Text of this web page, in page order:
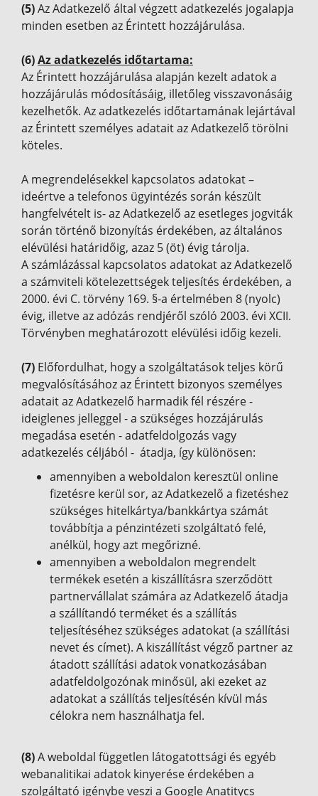
(5)Az Adatkezelő által végzett adatkezelés jogalapja
minden esetben az Érintett hozzájárulása.
(6)Az adatkezelés időtartama:
Az Érintett hozzájárulása alapján kezelt adatok a
hozzájárulás módosításáig, illetőleg visszavonásáig
kezelhetők. Az adatkezelés időtartamának lejártával
az Érintett személyes adatait az Adatkezelő törölni
köteles.
A megrendelésekkel kapcsolatos adatokat –
ideértve a telefonos ügyintézés során készült
hangfelvételt is- az Adatkezelő az esetleges jogviták
során történő bizonyítás érdekében, az általános
elévülési határidőig, azaz 5 (öt) évig tárolja.
A számlázással kapcsolatos adatokat az Adatkezelő
a számviteli kötelezettségek teljesítés érdekében, a
2000. évi C. törvény 169. §-a értelmében 8 (nyolc)
évig, illetve az adózás rendjéről szóló 2003. évi XCII.
Törvényben meghatározott elévülési időig kezeli.
(7) Előfordulhat, hogy a szolgáltatások teljes körű
megvalósításához az Érintett bizonyos személyes
adatait az Adatkezelő harmadik fél részére -
ideiglenes jelleggel - a szükséges hozzájárulás
megadása esetén - adatfeldolgozás vagy
adatkezelés céljából - átadja, így különösen:
amennyiben a weboldalon keresztül online
fizetésre kerül sor, az Adatkezelő a fizetéshez
szükséges hitelkártya/bankkártya számát
továbbítja a pénzintézeti szolgáltató felé,
anélkül, hogy azt megőrizné.
amennyiben a weboldalon megrendelt
termékek esetén a kiszállításra szerződött
partnervállalat számára az Adatkezelő átadja
a szállítandó terméket és a szállítás
teljesítéséhez szükséges adatokat (a szállítási
nevet és címet). A kiszállítást végző partner az
átadott szállítási adatok vonatkozásában
adatfeldolgozónak minősül, aki ezeket az
adatokat a szállítás teljesítésén kívül más
célokra nem használhatja fel.
(8)A weboldal független látogatottsági és egyéb
webanalitikai adatok kinyerése érdekében a
szolgáltató igénybe veszi a Google Anatitycs